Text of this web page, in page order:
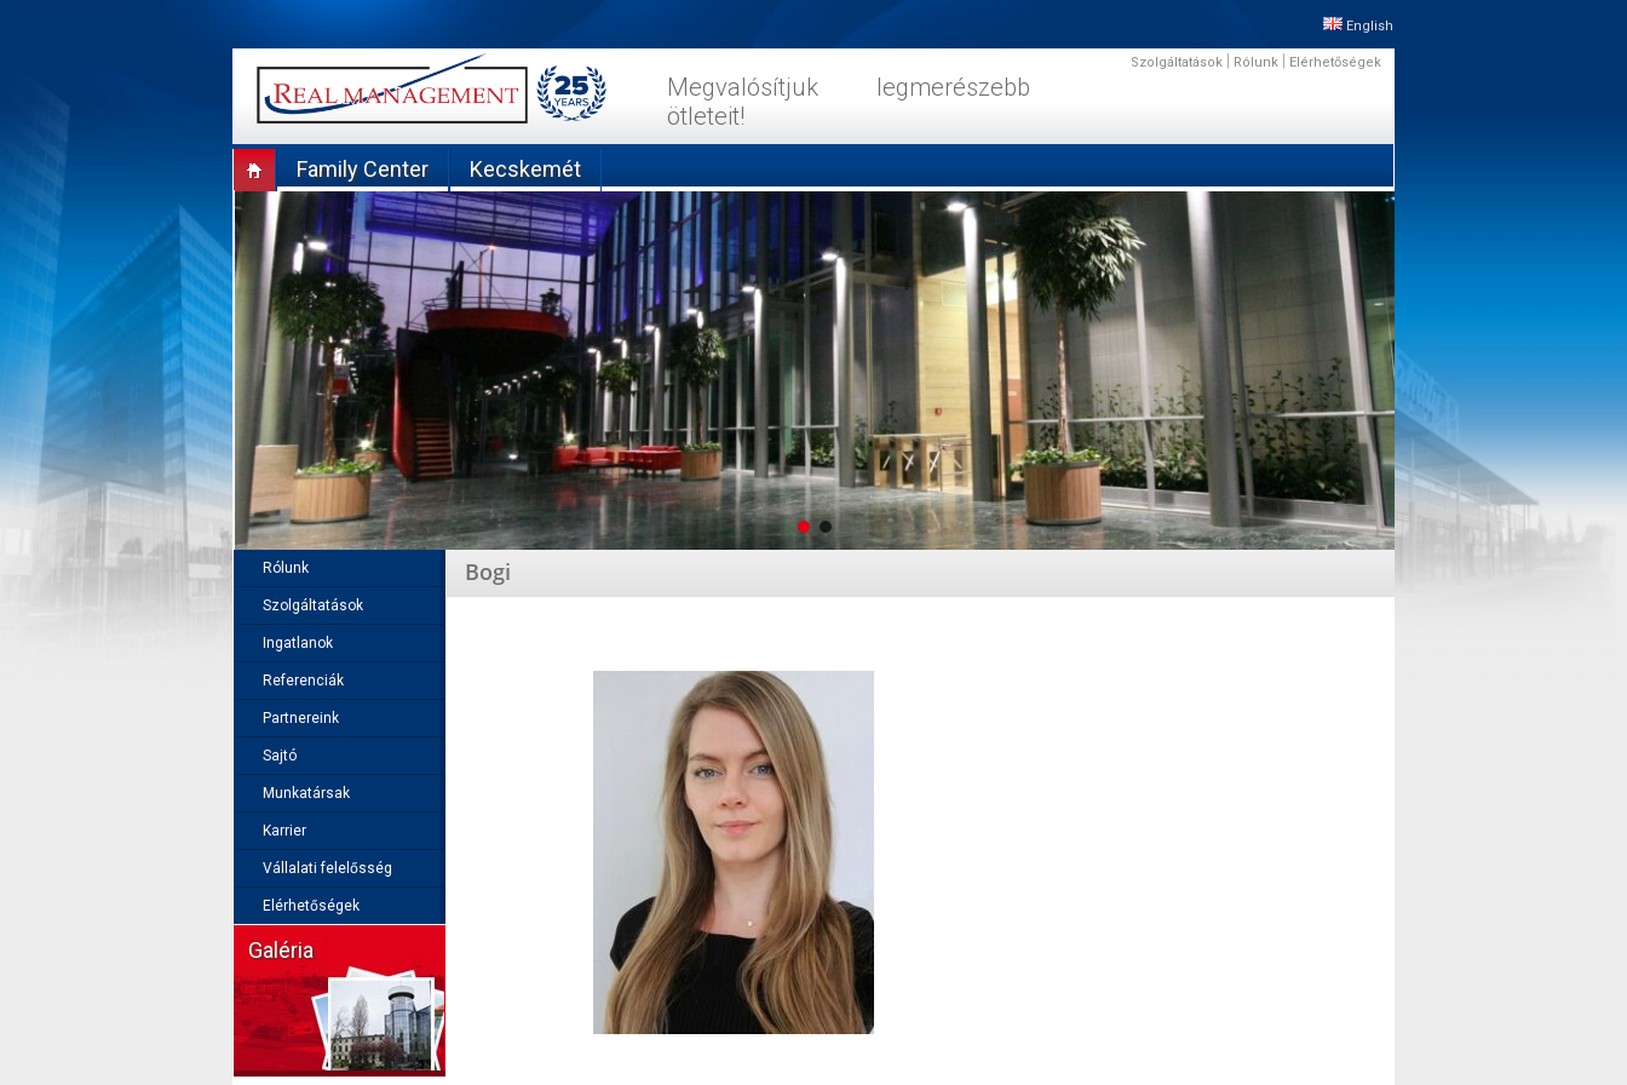
content
Megvalósítjuk legmerészebb
ötleteit!
Szolgáltatások Rólunk Elérhetőségek
English
Family Center Kecskemét
Bogi
Rólunk
Szolgáltatások
Ingatlanok
Referenciák
Partnereink
Sajtó
Munkatársak
Karrier
Vállalati felelősség
Elérhetőségek
Galéria